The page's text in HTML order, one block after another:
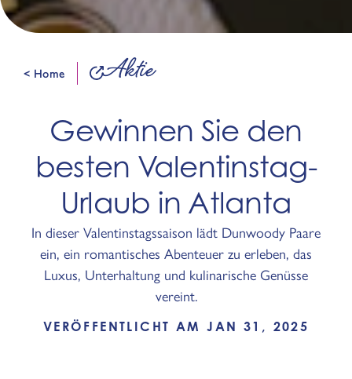
< Home Aktie
Gewinnen Sie den
besten Valentinstag-
Urlaub in Atlanta
In dieser Valentinstagssaison lädt Dunwoody Paare
ein, ein romantisches Abenteuer zu erleben, das
Luxus, Unterhaltung und kulinarische Genüsse
vereint.
VERÖFFENTLICHT AM JAN 31, 2025